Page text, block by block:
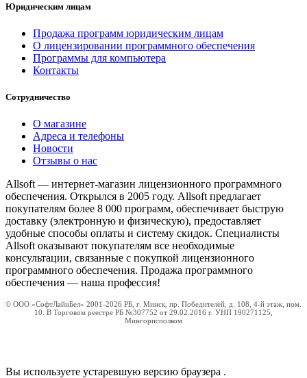
Юридическим лицам
Продажа программ юридическим лицам
О лицензировании программного обеспечения
Программы для компьютера
Контакты
Сотрудничество
О магазине
Адреса и телефоны
Новости
Отзывы о нас
Allsoft — интернет-магазин лицензионного программного
обеспечения. Открылся в 2005 году. Allsoft предлагает
покупателям более 8 000 программ, обеспечивает быструю
доставку (электронную и физическую), предоставляет
удобные способы оплаты и систему скидок. Специалисты
Allsoft оказывают покупателям все необходимые
консультации, связанные с покупкой лицензионного
программного обеспечения. Продажа программного
обеспечения — наша профессия!
© ООО «СофтЛайнБел» 2001-2026 РБ, г. Минск, пр. Победителей, д. 108, 4-й этаж, пом.
10. В Торговом реестре РБ №307752 от 29.02.2016 г. УНП 190271125,
Мингорисполком
Вы используете устаревшую версию браузера .